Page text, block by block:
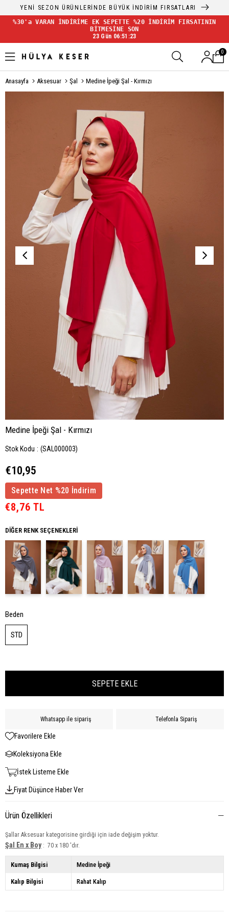
YENİ SEZON ÜRÜNLERİNDE BÜYÜK İNDİRİM FIRSATLARI
%30'a VARAN İNDİRİME EK SEPETTE %20 İNDİRİM FIRSATININ
BİTMESİNE SON
23 Gün 06:51:23
0
Anasayfa Aksesuar Şal Medine İpeği Şal - Kırmızı
Medine İpeği Şal - Kırmızı
Stok Kodu (SAL000003)
€10,95
Sepette Net %20 İndirim
€8,76 TL
DIĞER RENK SEÇENEKLERI
Beden
STD
Whatsapp ile sipariş Telefonla Sipariş
Favorilere Ekle
Koleksiyona Ekle
İstek Listeme Ekle
Fiyat Düşünce Haber Ver
Ürün Özellikleri
Şallar Aksesuar kategorisine girdiği için iade değişim yoktur.
Şal En x Boy : 70 x 180 'dır.
Kumaş Bilgisi Medine İpeği
Kalıp Bilgisi Rahat Kalıp